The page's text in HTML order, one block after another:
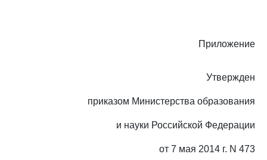
Приложение
Утвержден
приказом Министерства образования
и науки Российской Федерации
от 7 мая 2014 г. N 473